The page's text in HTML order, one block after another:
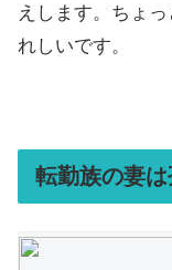
えします。ちょ
れしいです。
転勤族の妻は